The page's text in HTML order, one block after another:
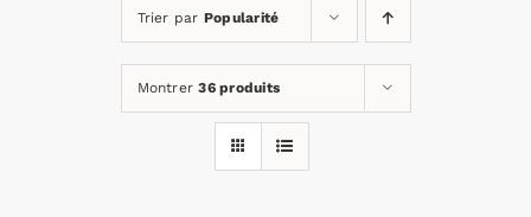
Trier par Popularité
Montrer36 produits